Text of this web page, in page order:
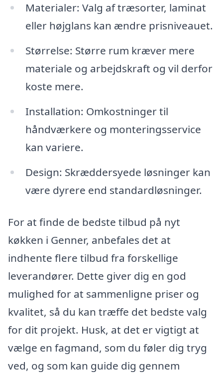
Materialer: Valg af træsorter, laminat
eller højglans kan ændre prisniveauet.
Størrelse: Større rum kræver mere
materiale og arbejdskraft og vil derfor
koste mere.
Installation: Omkostninger til
håndværkere og monteringsservice
kan variere.
Design: Skræddersyede løsninger kan
være dyrere end standardløsninger.
For at finde de bedste tilbud på nyt
køkken i Genner, anbefales det at
indhente flere tilbud fra forskellige
leverandører. Dette giver dig en god
mulighed for at sammenligne priser og
kvalitet, så du kan træffe det bedste valg
for dit projekt. Husk, at det er vigtigt at
vælge en fagmand, som du føler dig tryg
ved, og som kan guide dig gennem